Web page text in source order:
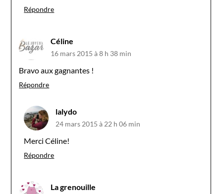
Répondre
Céline
16 mars 2015 à 8 h 38 min
Bravo aux gagnantes !
Répondre
lalydo
24 mars 2015 à 22 h 06 min
Merci Céline!
Répondre
La grenouille